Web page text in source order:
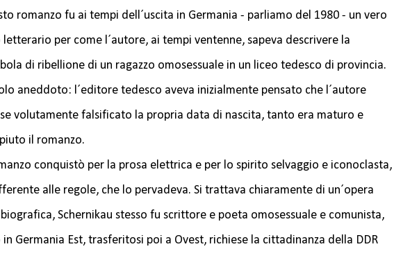
romanzo fu ai tempi dell´uscita in Germania - parliamo del 1980 - un vero
letterario per come l´autore, ai tempi ventenne, sapeva descrivere la
di ribellione di un ragazzo omosessuale in un liceo tedesco di provincia.
aneddoto: l´editore tedesco aveva inizialmente pensato che l´autore
volutamente falsificato la propria data di nascita, tanto era maturo e
il romanzo.
conquistò per la prosa elettrica e per lo spirito selvaggio e iconoclasta,
alle regole, che lo pervadeva. Si trattava chiaramente di un´opera
Schernikau stesso fu scrittore e poeta omosessuale e comunista,
in Germania Est, trasferitosi poi a Ovest, richiese la cittadinanza della DDR